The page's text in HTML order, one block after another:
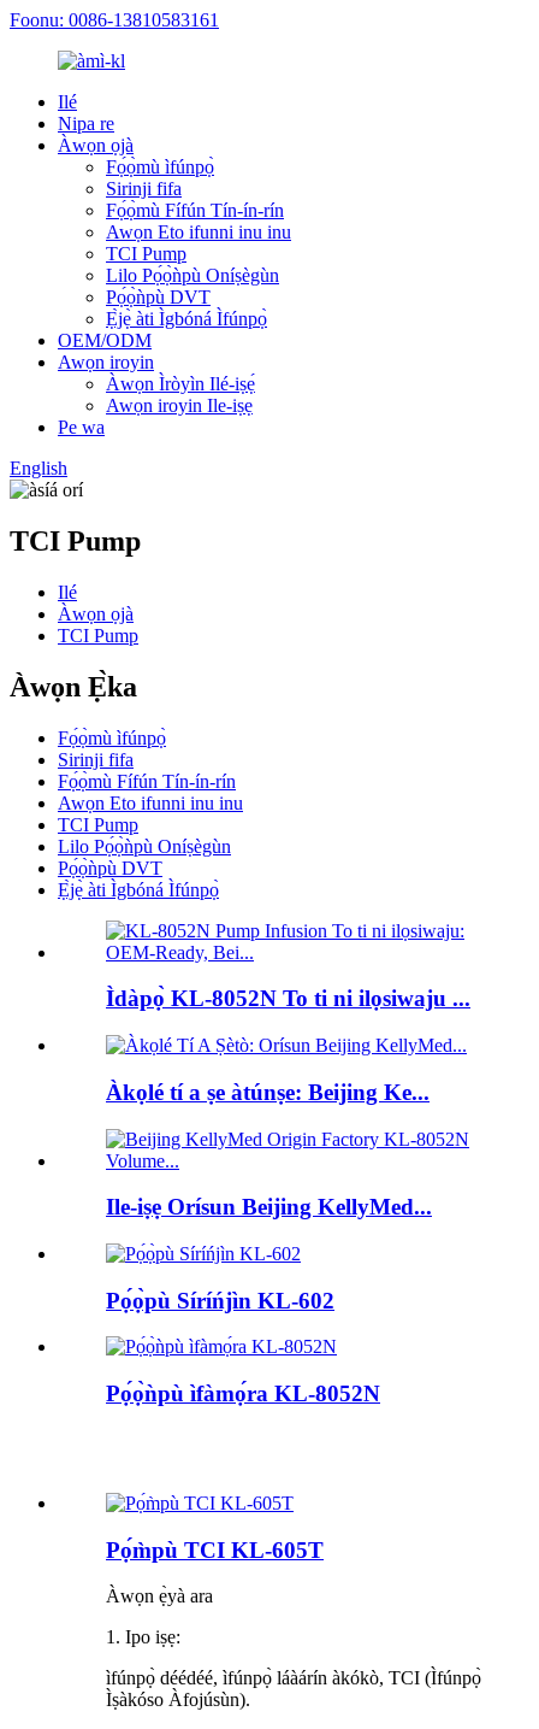
Foonu: 0086-13810583161
Ilé
Nipa re
Àwọn ọjà
Fọ́ọ̀mù ìfúnpọ̀
Sirinji fifa
Fọ́ọ̀mù Fífún Tín-ín-rín
Awọn Eto ifunni inu inu
TCI Pump
Lilo Pọ́ọ̀ǹpù Oníṣègùn
Pọ́ọ̀ǹpù DVT
Ẹ̀jẹ̀ àti Ìgbóná Ìfúnpọ̀
OEM/ODM
Awọn iroyin
Àwọn Ìròyìn Ilé-iṣẹ́
Awọn iroyin Ile-iṣẹ
Pe wa
English
TCI Pump
Ilé
Àwọn ọjà
TCI Pump
Àwọn Ẹ̀ka
Fọ́ọ̀mù ìfúnpọ̀
Sirinji fifa
Fọ́ọ̀mù Fífún Tín-ín-rín
Awọn Eto ifunni inu inu
TCI Pump
Lilo Pọ́ọ̀ǹpù Oníṣègùn
Pọ́ọ̀ǹpù DVT
Ẹ̀jẹ̀ àti Ìgbóná Ìfúnpọ̀
Ìdàpọ̀ KL-8052N To ti ni ilọsiwaju ...
Àkọlé tí a ṣe àtúnṣe: Beijing Ke...
Ile-iṣẹ Orísun Beijing KellyMed...
Pọ́ọ̀pù Síríńjìn KL-602
Pọ́ọ̀ǹpù ìfàmọ́ra KL-8052N
Pọ́m̀pù TCI KL-605T
Àwọn ẹ̀yà ara
1. Ipo iṣẹ:
ìfúnpọ̀ déédéé, ìfúnpọ̀ láàárín àkókò, TCI (Ìfúnpọ̀
Ìṣàkóso Àfojúsùn).